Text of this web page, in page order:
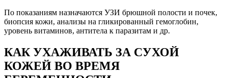
По показаниям назначаются УЗИ брюшной полости и почек,
биопсия кожи, анализы на гликированный гемоглобин,
уровень витаминов, антитела к паразитам и др.
КАК УХАЖИВАТЬ ЗА СУХОЙ
КОЖЕЙ ВО ВРЕМЯ